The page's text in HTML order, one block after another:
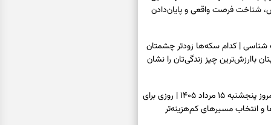
شناخت فرصت واقعی و پایان‌دادن
| کدام سکه‌ها زودتر چشمتان
باارزش‌ترین چیز زندگی‌تان را نشان
فال سرنوشت امروز پنجشنبه ۱۵ مرداد ۱۴۰۵ | روزی برای
و انتخاب مسیرهای کم‌هزینه‌تر